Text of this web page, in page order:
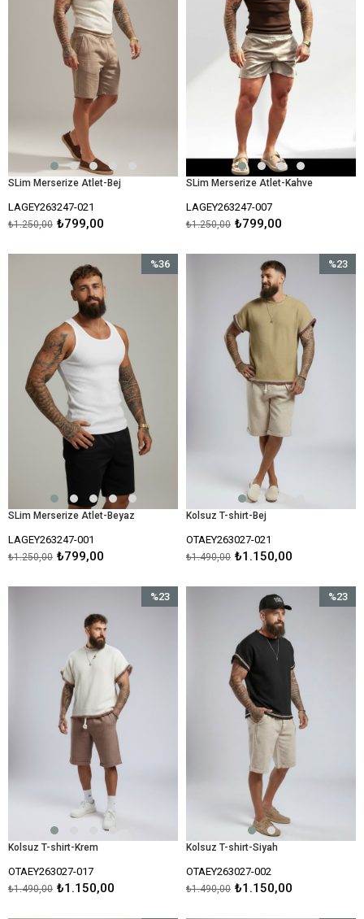
SLim Merserize Atlet-Bej
LAGEY263247-021
₺799,00
₺1.250,00
SLim Merserize Atlet-Kahve
LAGEY263247-007
₺799,00
₺1.250,00
SLim Merserize Atlet-Beyaz
LAGEY263247-001
₺799,00
₺1.250,00
%36
Kolsuz T-shirt-Bej
OTAEY263027-021
₺1.150,00
₺1.490,00
%23
Kolsuz T-shirt-Krem
OTAEY263027-017
₺1.150,00
₺1.490,00
%23
Kolsuz T-shirt-Siyah
OTAEY263027-002
₺1.150,00
₺1.490,00
%23